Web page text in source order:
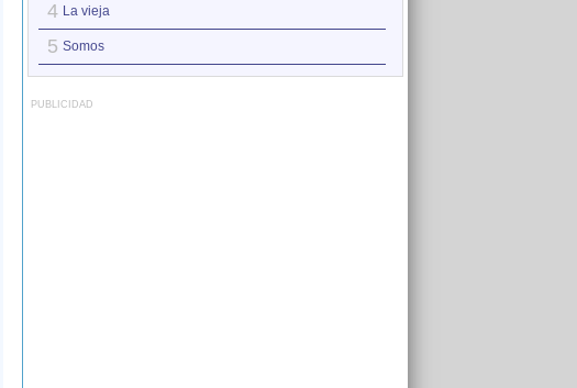
4 La vieja
5 Somos
PUBLICIDAD